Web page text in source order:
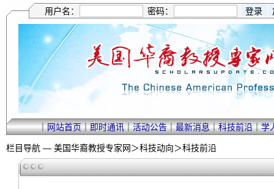
用户名： 密码：
｜网站首页｜即时通讯｜活动公告｜最新消息｜科技前沿｜学
栏目导航 — 美国华裔教授专家网＞科技动向＞科技前沿